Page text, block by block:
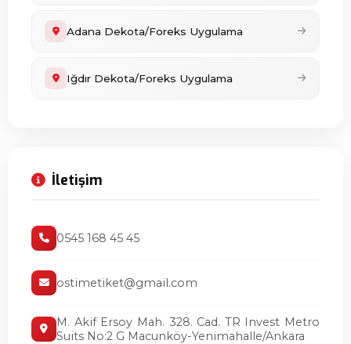
Adana Dekota/Foreks Uygulama
Iğdır Dekota/Foreks Uygulama
İletişim
0545 168 45 45
ostimetiket@gmail.com
M. Akif Ersoy Mah. 328. Cad. TR Invest Metro
Suits No:2 G Macunköy-Yenimahalle/Ankara